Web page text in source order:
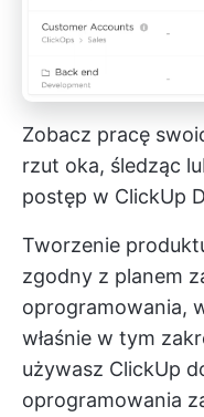
Zobacz pracę
rzut oka, śledząc
postęp w ClickUp
Tworzenie
zgodny z planem
oprogramowania,
właśnie w tym
używasz ClickUp
oprogramowania